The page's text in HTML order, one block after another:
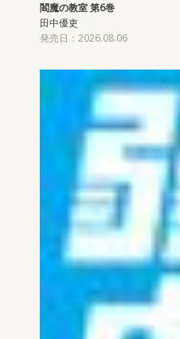
閻魔の教室 第6巻
田中優吏
発売日：2026.08.06